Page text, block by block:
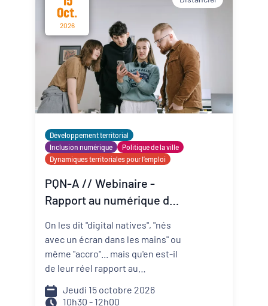
Oct.
2026
Développement territorial
Inclusion numérique
Politique de la ville
Dynamiques territoriales pour l’emploi
PQN-A // Webinaire -
Rapport au numérique des
d'émancipation selon les
territoires ?
On les dit "digital natives", "nés
avec un écran dans les mains" ou
même "accro"... mais qu'en est-il
de leur réel rapport au
numérique ? Quelles sont leurs
limites pour une bonne
Jeudi 15 octobre 2026
10h30 - 12h00